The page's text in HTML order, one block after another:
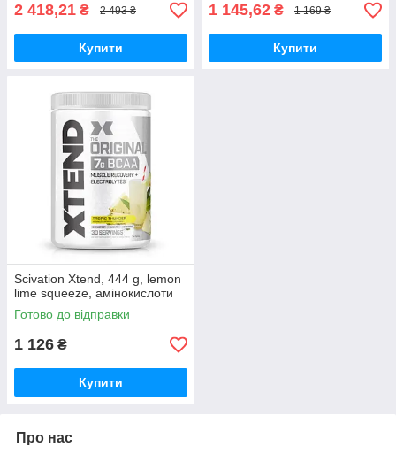
2 418,21 ₴ 2 493 ₴
Купити
1 145,62 ₴ 1 169 ₴
Купити
Scivation Xtend, 444 g, lemon
lime squeeze, амінокислоти
Готово до відправки
1 126 ₴
Купити
Про нас